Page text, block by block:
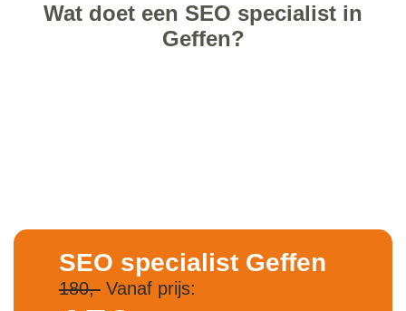
Wat doet een SEO specialist in
Geffen?
SEO specialist Geffen
180,-Vanaf prijs: